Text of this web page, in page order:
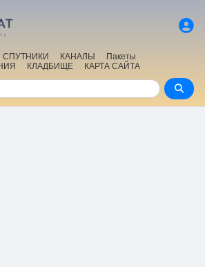
СПУТНИКИ КАНАЛЫ
Пакеты
КЛАДБИЩЕ КАРТА САЙТА